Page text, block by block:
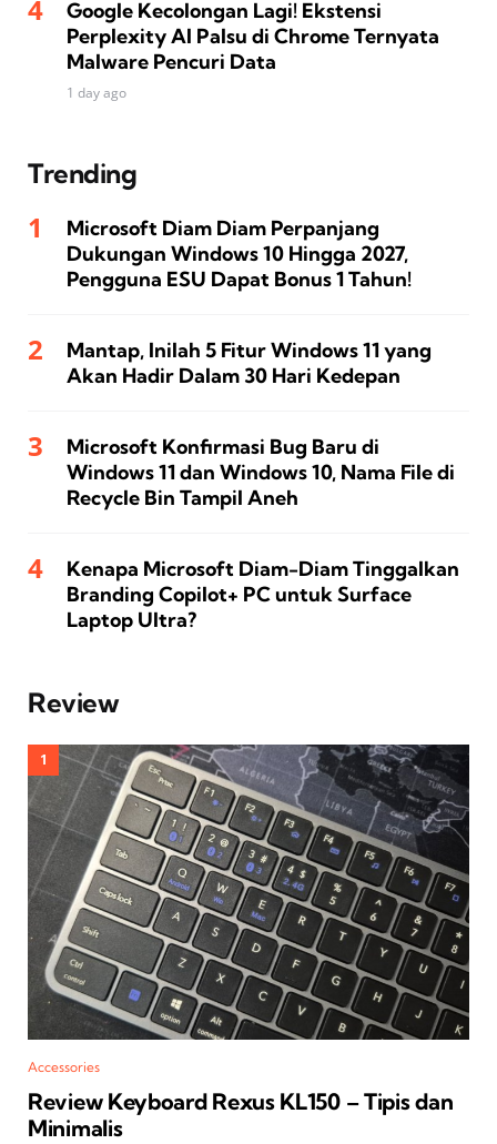
Google Kecolongan Lagi! Ekstensi
Perplexity AI Palsu di Chrome Ternyata
Malware Pencuri Data
1 day ago
Trending
Microsoft Diam Diam Perpanjang
Dukungan Windows 10 Hingga 2027,
Pengguna ESU Dapat Bonus 1 Tahun!
Mantap, Inilah 5 Fitur Windows 11 yang
Akan Hadir Dalam 30 Hari Kedepan
Microsoft Konfirmasi Bug Baru di
Windows 11 dan Windows 10, Nama File di
Recycle Bin Tampil Aneh
Kenapa Microsoft Diam-Diam Tinggalkan
Branding Copilot+ PC untuk Surface
Laptop Ultra?
Review
Accessories
Review Keyboard Rexus KL150 – Tipis dan
Minimalis